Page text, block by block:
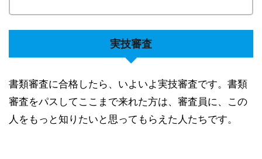
実技審査
書類審査に合格したら、いよいよ実技審査です。書類
審査をパスしてここまで来れた方は、 審査員に、この
人をもっと知りたいと思ってもらえた人たちです。